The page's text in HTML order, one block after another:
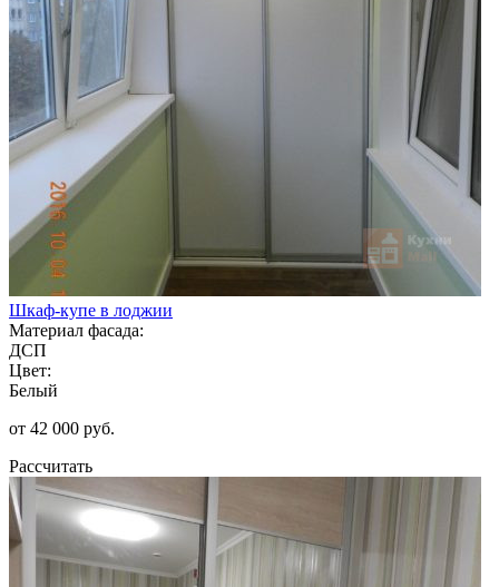
Шкаф-купе в лоджии
Материал фасада:
ДСП
Цвет:
Белый
от 42 000 руб.
Рассчитать